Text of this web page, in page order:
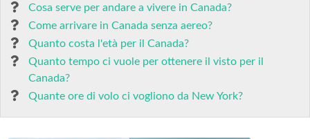
Cosa serve per andare a vivere in Canada?
Come arrivare in Canada senza aereo?
Quanto costa l'età per il Canada?
Quanto tempo ci vuole per ottenere il visto per il
Canada?
Quante ore di volo ci vogliono da New York?